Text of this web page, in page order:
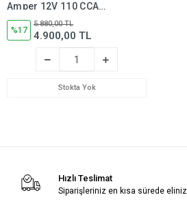
Amper 12V 110 CCA
Motosiklet Aküsü (Bakım
Gerektirmez),yt7bbs
%17
5.880,00 TL
4.900,00 TL
Stokta Yok
Hızlı Teslimat
Siparişleriniz en kısa sürede